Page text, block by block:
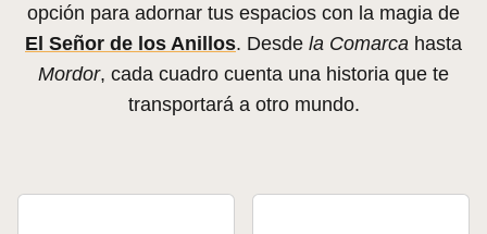
opción para adornar tus espacios con la magia de
El Señor de los Anillos. Desde la Comarca hasta
Mordor, cada cuadro cuenta una historia que te
transportará a otro mundo.